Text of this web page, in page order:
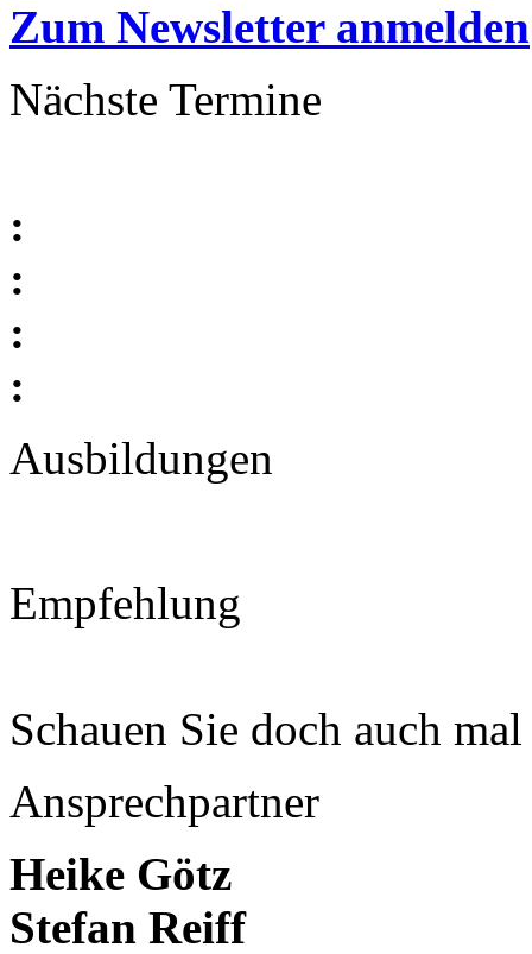
Zum Newsletter anmelden
Nächste Termine
:
:
:
:
Ausbildungen
Empfehlung
Schauen Sie doch auch
Ansprechpartner
Heike Götz
Stefan Reiff